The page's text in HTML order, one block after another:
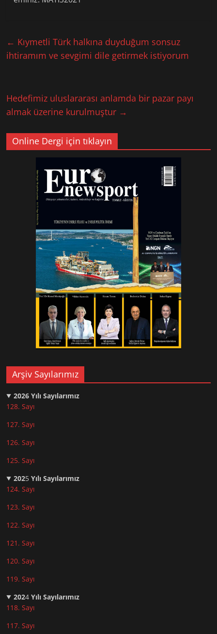
← Kıymetli Türk halkına duyduğum sonsuz
ihtiramım ve sevgimi dile getirmek istiyorum
Hedefimiz uluslararası anlamda bir pazar payı
almak üzerine kurulmuştur →
Online Dergi için tıklayın
Arşiv Sayılarımız
2026 Yılı Sayılarımız
128. Sayı
127. Sayı
126. Sayı
125. Sayı
2025Yılı Sayılarımız
124. Sayı
123. Sayı
122. Sayı
121. Sayı
120. Sayı
119. Sayı
2024Yılı Sayılarımız
118. Sayı
117. Sayı